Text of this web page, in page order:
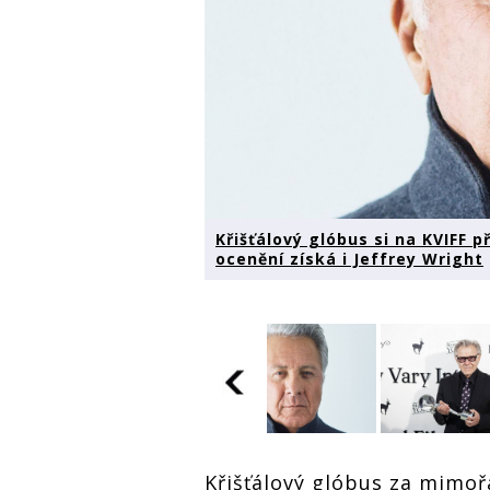
Křišťálový glóbus si na KVIFF
ocenění získá i Jeffrey Wright
glóbus si na
glóbus si
Křišťálový glóbus za